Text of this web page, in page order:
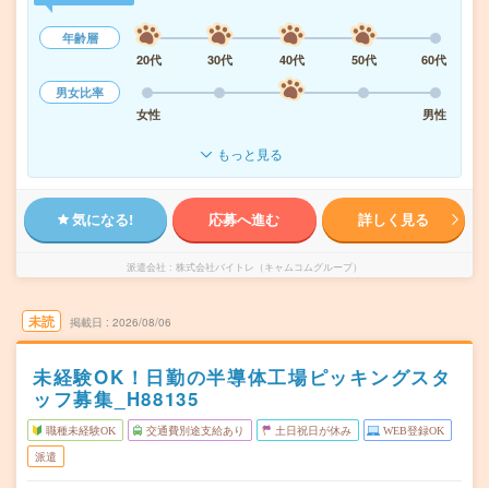
年齢層
20代
30代 40代 50代
60代
男女比率
女性
男性
もっと見る
気になる! 応募へ進む 詳しく見る
派遣会社 株式会社バイトレ（キャムコムグループ）
未読 掲載日 2026/08/06
未経験OK！日勤の半導体工場ピッキングスタ
ッフ募集_H88135
職種未経験OK 交通費別途支給あり 土日祝日が休み WEB登録OK
派遣